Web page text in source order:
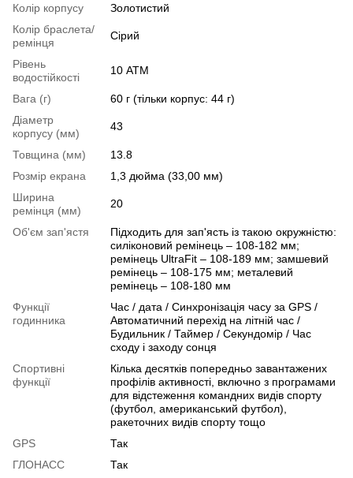
Колір корпусу
Золотистий
Колір браслета/
ремінця
Сірий
Рівень
водостійкості
10 АТМ
Вага (г)
60 г (тільки корпус: 44 г)
Діаметр
корпусу (мм)
43
Товщина (мм)
13.8
Розмір екрана
1,3 дюйма (33,00 мм)
Ширина
ремінця (мм)
20
Об'єм зап'ястя
Підходить для зап'ясть із такою окружністю:
силіконовий ремінець – 108-182 мм;
ремінець UltraFit – 108-189 мм; замшевий
ремінець – 108-175 мм; металевий
ремінець – 108-180 мм
Функції
годинника
Час / дата / Синхронізація часу за GPS /
Автоматичний перехід на літній час /
Будильник / Таймер / Секундомір / Час
сходу і заходу сонця
Спортивні
функції
Кілька десятків попередньо завантажених
профілів активності, включно з програмами
для відстеження командних видів спорту
(футбол, американський футбол),
ракеточних видів спорту тощо
GPS
Так
ГЛОНАСС
Так